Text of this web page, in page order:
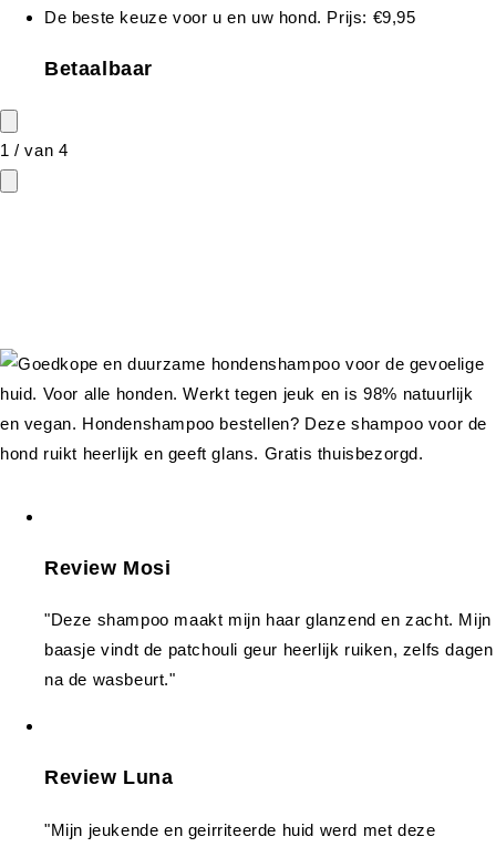
Betaalbaar
1 /van 4
Review Mosi
"Deze shampoo maakt mijn haar glanzend en zacht. Mijn
baasje vindt de patchouli geur heerlijk ruiken, zelfs dagen
na de wasbeurt."
Review Luna
"Mijn jeukende en geirriteerde huid werd met deze